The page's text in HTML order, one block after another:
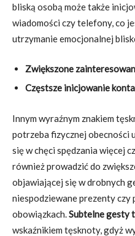
bliską osobą może także
wiadomości czy telefony, co
utrzymanie emocjonalnej
Zwiększone
Częstsze inicjowanie
Innym wyraźnym znakiem
potrzeba fizycznej obecności
się w chęci spędzania więcej
również prowadzić do
objawiającej się w drobnych
niespodziewane prezenty czy
obowiązkach.Subtelne gesty
wskaźnikiem tęsknoty, gdyż